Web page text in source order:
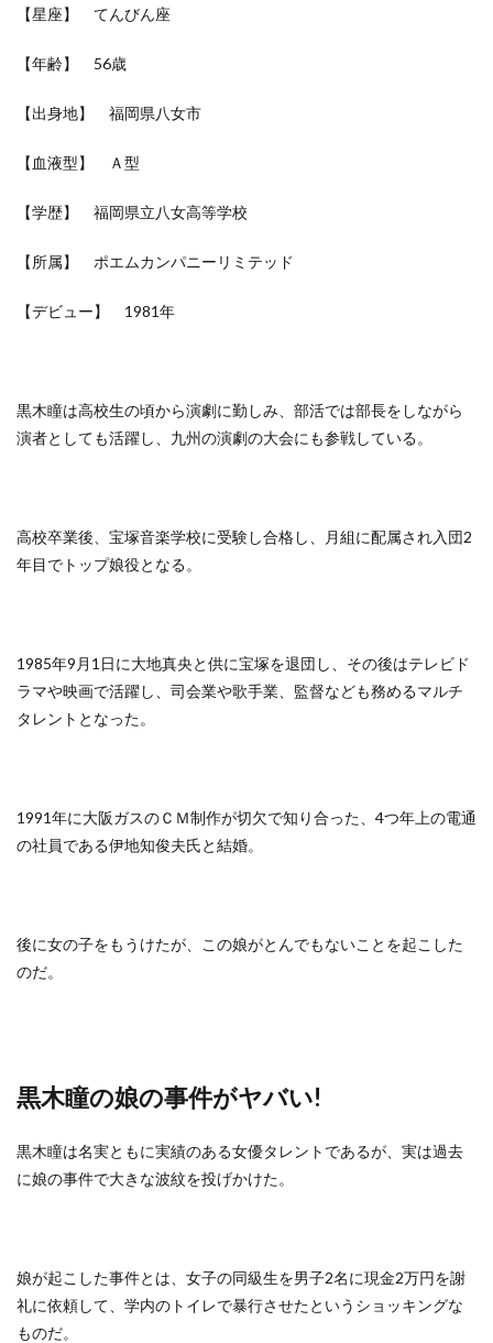
【星座】 てんびん座
【年齢】 56歳
【出身地】 福岡県八女市
【血液型】 Ａ型
【学歴】 福岡県立八女高等学校
【所属】 ポエムカンパニーリミテッド
【デビュー】 1981年
黒木瞳は高校生の頃から演劇に勤しみ、部活では部長をしながら
演者としても活躍し、九州の演劇の大会にも参戦している。
高校卒業後、宝塚音楽学校に受験し合格し、月組に配属され入団2
年目でトップ娘役となる。
1985年9月1日に大地真央と供に宝塚を退団し、その後はテレビド
ラマや映画で活躍し、司会業や歌手業、監督なども務めるマルチ
タレントとなった。
1991年に大阪ガスのＣＭ制作が切欠で知り合った、4つ年上の電通
の社員である伊地知俊夫氏と結婚。
後に女の子をもうけたが、この娘がとんでもないことを起こした
のだ。
黒木瞳の娘の事件がヤバい!
黒木瞳は名実ともに実績のある女優タレントであるが、実は過去
に娘の事件で大きな波紋を投げかけた。
娘が起こした事件とは、女子の同級生を男子2名に現金2万円を謝
礼に依頼して、学内のトイレで暴行させたというショッキングな
ものだ。